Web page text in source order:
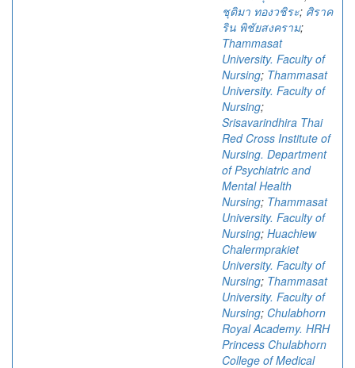
ชุติมา ทองวชิระ; ศิราค
ริน พิชัยสงคราม;
Thammasat
University. Faculty of
Nursing; Thammasat
University. Faculty of
Nursing;
Srisavarindhira Thai
Red Cross Institute of
Nursing. Department
of Psychiatric and
Mental Health
Nursing; Thammasat
University. Faculty of
Nursing; Huachiew
Chalermprakiet
University. Faculty of
Nursing; Thammasat
University. Faculty of
Nursing; Chulabhorn
Royal Academy. HRH
Princess Chulabhorn
College of Medical